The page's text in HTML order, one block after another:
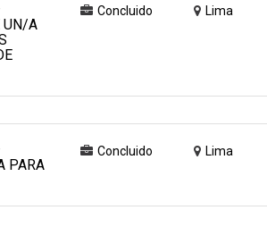
UN/A
Concluido Lima
PARA
Concluido Lima